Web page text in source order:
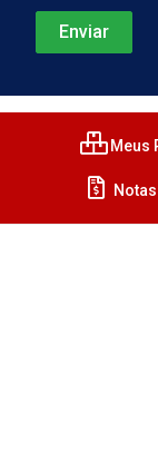
Meus